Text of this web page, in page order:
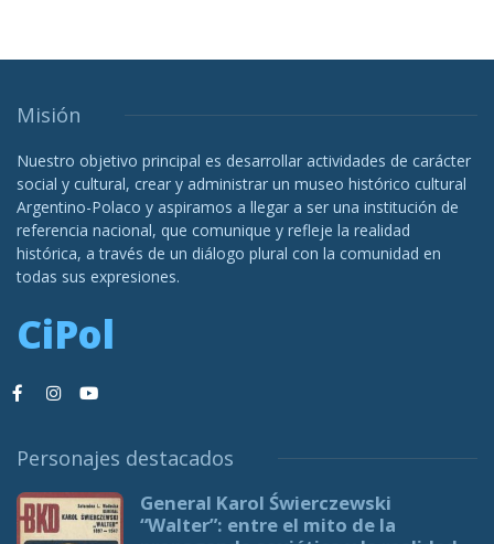
Misión
Nuestro objetivo principal es desarrollar actividades de carácter
social y cultural, crear y administrar un museo histórico cultural
Argentino-Polaco y aspiramos a llegar a ser una institución de
referencia nacional, que comunique y refleje la realidad
histórica, a través de un diálogo plural con la comunidad en
todas sus expresiones.
CiPol
Personajes destacados
General Karol Świerczewski
“Walter”: entre el mito de la